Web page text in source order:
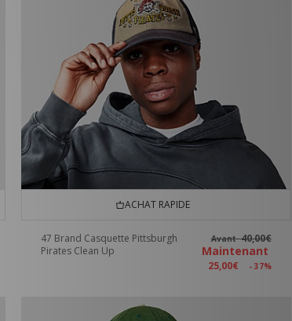
ACHAT RAPIDE
47 Brand Casquette Pittsburgh
Pirates Clean Up
Avant40,00€
Maintenant
25,00€ - 37%